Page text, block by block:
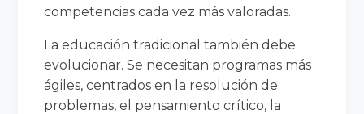
competencias cada vez más valoradas.
La educación tradicional también debe
evolucionar. Se necesitan programas más
ágiles, centrados en la resolución de
problemas, el pensamiento crítico, la